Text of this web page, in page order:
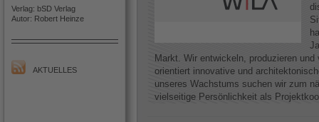
Verlag: bSD Verlag
Autor: Robert Heinze
AKTUELLES
Markt. Wir entwickeln, produzieren
orientiert innovative und
unseres Wachstums suchen wir zum
vielseitige Persönlichkeit als